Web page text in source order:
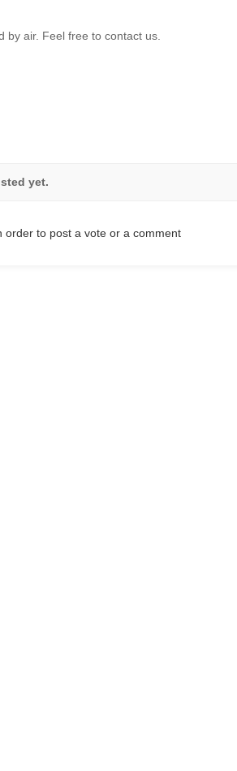
by air. Feel free to contact us.
yet.
order to post a vote or a comment